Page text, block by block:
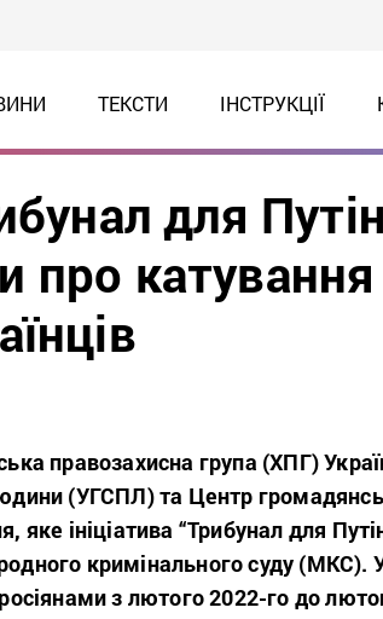
ТЕКСТИ ІНСТРУКЦІЇ
для
про
правозахисна група (ХПГ)
(УГСПЛ) та Центр
яке ініціатива “Трибунал для
кримінального суду (МКС).
з лютого 2022-го до